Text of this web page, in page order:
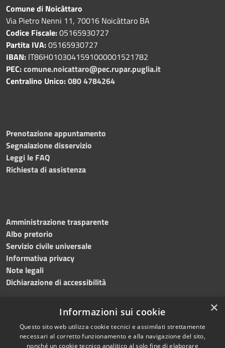
Comune di Noicàttaro
Via Pietro Nenni 11, 70016 Noicàttaro BA
Codice Fiscale:05165930727
Partita IVA:05165930727
IBAN: IT86H0103041591000001521782
PEC:comune.noicattaro@pec.rupar.puglia.it
Centralino Unico:080 4784264
Prenotazione appuntamento
Segnalazione disservizio
Leggi le FAQ
Richiesta di assistenza
Amministrazione trasparente
Albo pretorio
Servizio civile universale
Informativa privacy
Note legali
Dichiarazione di accessibilità
RSS
Accessibilità
Copyright © 2023 •
Comune di Noicàttaro
×
Informazioni sui cookie
Questo sito web utilizza cookie tecnici e assimilati strettamente
necessari al corretto funzionamento e alla navigazione del sito,
nonché un cookie tecnico analitico al solo fine di elaborare